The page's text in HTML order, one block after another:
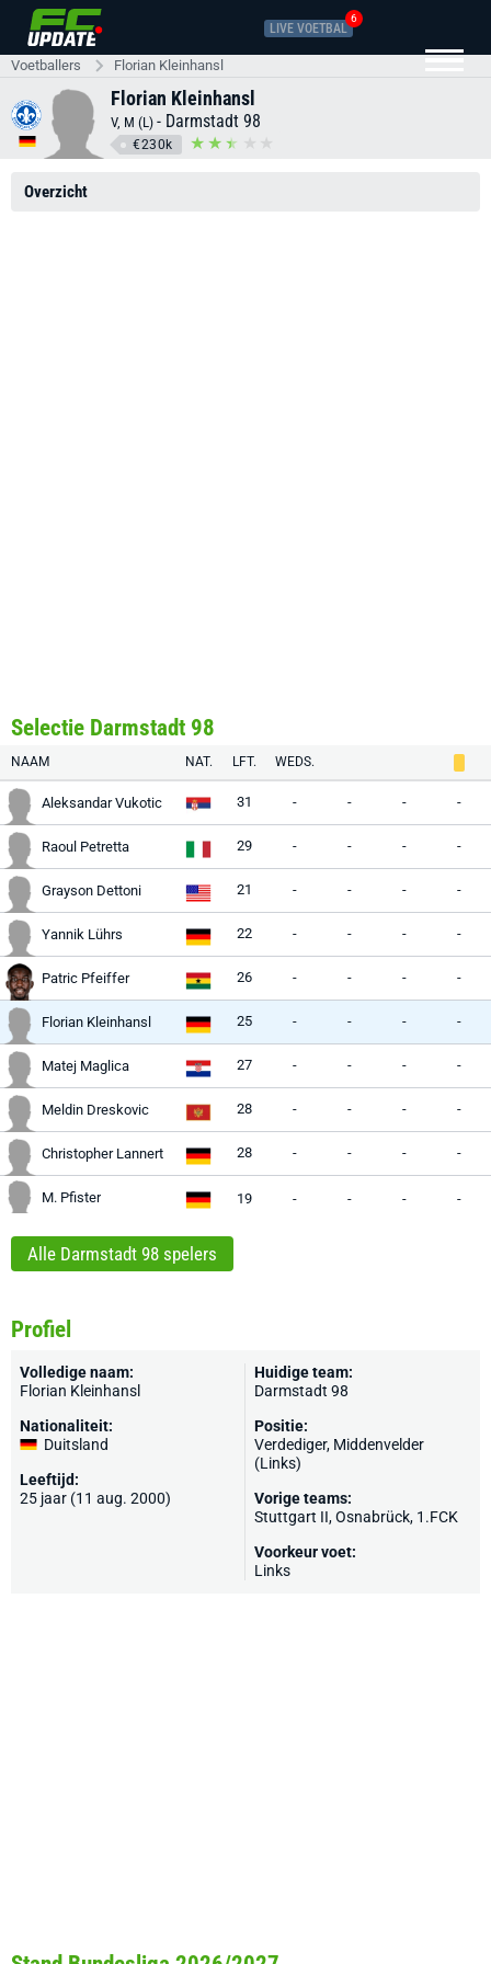
LIVE VOETBAL
6
Voetballers Florian Kleinhansl
Florian Kleinhansl
V, M (L) - Darmstadt 98
€230k
Overzicht
Selectie Darmstadt 98
NAAM NAT. LFT. WEDS.
Aleksandar Vukotic 31 - - - -
Raoul Petretta 29 - - - -
Grayson Dettoni 21 - - - -
Yannik Lührs 22 - - - -
Patric Pfeiffer 26 - - - -
Florian Kleinhansl 25 - - - -
Matej Maglica 27 - - - -
Meldin Dreskovic 28 - - - -
Christopher Lannert 28 - - - -
M. Pfister 19 - - - -
Alle Darmstadt 98 spelers
Profiel
Volledige naam:
Florian Kleinhansl
Nationaliteit:
Duitsland
Leeftijd:
25 jaar (11 aug. 2000)
Huidige team:
Darmstadt 98
Positie:
Verdediger, Middenvelder
(Links)
Vorige teams:
Stuttgart II,Osnabrück, 1.FCK
Voorkeur voet:
Links